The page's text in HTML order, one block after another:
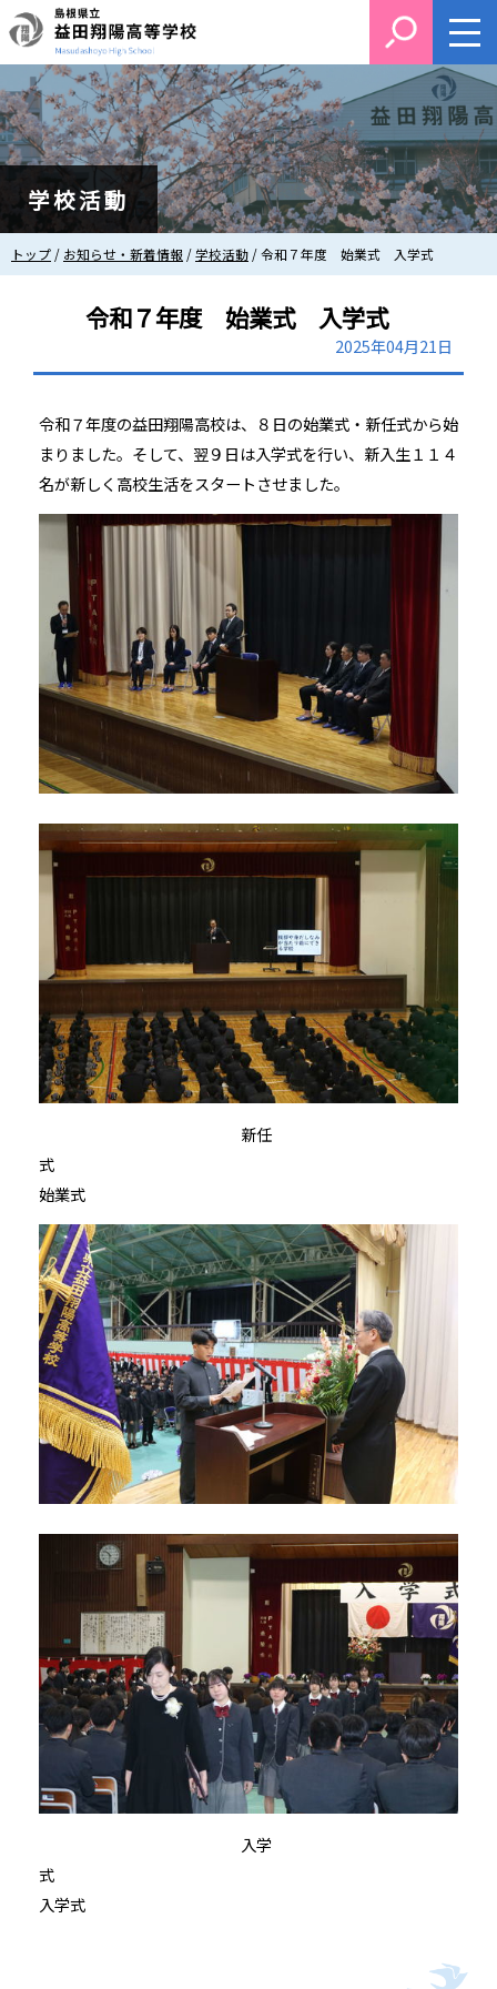
このページの本文へ
学校活動
現
在
トップ / お知らせ・新着情報 /学校活動 /令和７年度 始業式 入学式
令和７年度 始業式 入学式
2025年04月21日
令和７年度の益田翔陽高校は、８日の始業式・新任式から始
まりました。そして、翌９日は入学式を行い、新入生１１４
名が新しく高校生活をスタートさせました。
新任
式
始業式
入学
式
入学式